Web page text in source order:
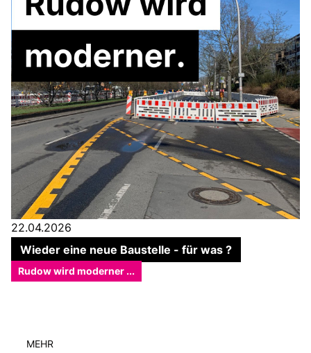
22.04.2026
Wieder eine neue Baustelle - für was ?
Rudow wird moderner ...
MEHR